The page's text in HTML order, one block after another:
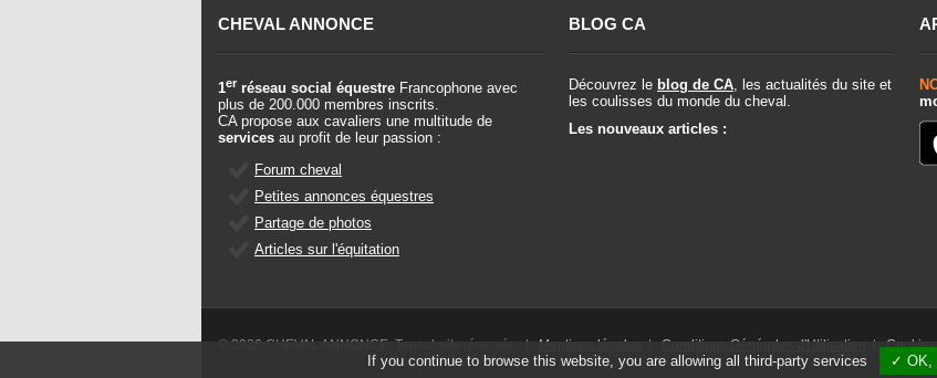
CHEVAL ANNONCE
1er réseau social équestre Francophone avec
plus de 200.000 membres inscrits.
CA propose aux cavaliers une multitude de
services au profit de leur passion :
Forum cheval
Petites annonces équestres
Partage de photos
Articles sur l'équitation
BLOG CA
Découvrez le blog de CA , les actualités du site et
les coulisses du monde du cheval.
Les nouveaux articles :
© 2026 CHEVAL ANNONCE. Tous droits réservés. | Mentions légales | Conditions Générales d'Utilisation |Cookies
If you continue to browse this website, you are allowing all third-party services ✓ OK,